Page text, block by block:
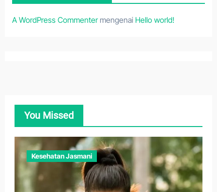
A WordPress Commentermengenai Hello world!
You Missed
Kesehatan Jasmani